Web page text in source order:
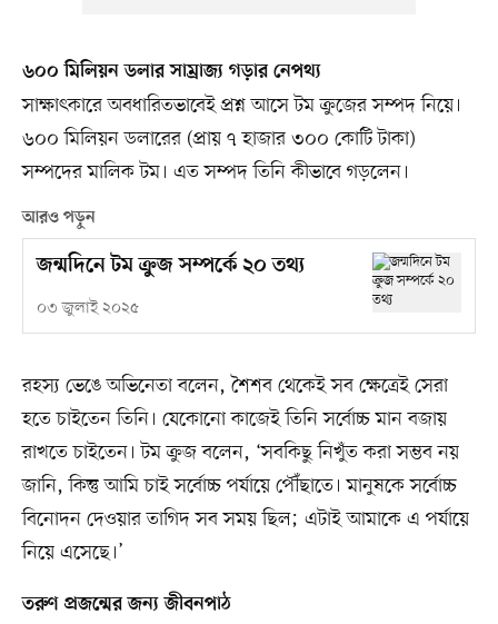
৬০০ মিলিয়ন ডলার সাম্রাজ্য গড়ার নেপথ্য
সাক্ষাৎকারে অবধারিতভাবেই প্রশ্ন আসে টম ক্রুজের সম্পদ নিয়ে।
৬০০ মিলিয়ন ডলারের (প্রায় ৭ হাজার ৩০০ কোটি টাকা)
সম্পদের মালিক টম। এত সম্পদ তিনি কীভাবে গড়লেন।
আরও পড়ুন
জন্মদিনে টম ক্রুজ সম্পর্কে ২০ তথ্য
০৩ জুলাই ২০২৫
রহস্য ভেঙে অভিনেতা বলেন, শৈশব থেকেই সব ক্ষেত্রেই সেরা
হতে চাইতেন তিনি। যেকোনো কাজেই তিনি সর্বোচ্চ মান বজায়
রাখতে চাইতেন। টম ক্রুজ বলেন, ‘সবকিছু নিখুঁত করা সম্ভব নয়
জানি, কিন্তু আমি চাই সর্বোচ্চ পর্যায়ে পৌঁছাতে। মানুষকে সর্বোচ্চ
বিনোদন দেওয়ার তাগিদ সব সময় ছিল; এটাই আমাকে এ পর্যায়ে
নিয়ে এসেছে।’
তরুণ প্রজন্মের জন্য জীবনপাঠ